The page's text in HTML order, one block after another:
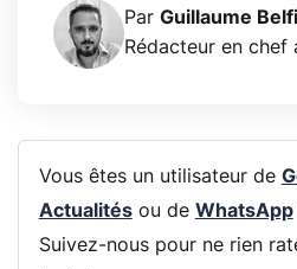
Par Guillaume
Rédacteur en chef
Vous êtes un utilisateur de
Actualitésou de WhatsApp
Suivez-nous pour ne rien